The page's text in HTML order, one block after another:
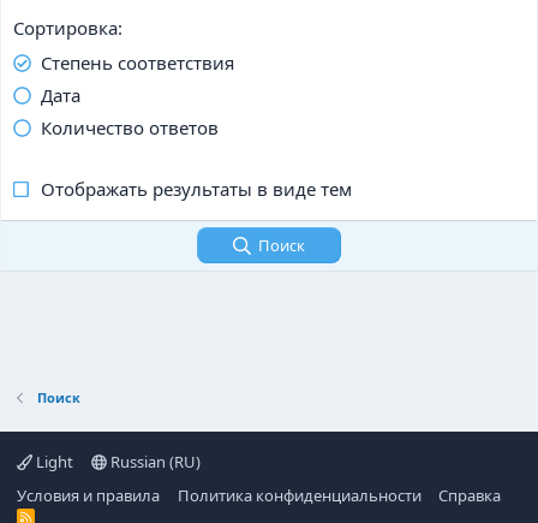
Сортировка
Степень соответствия
Дата
Количество ответов
Отображать результаты в виде тем
Поиск
Поиск
Light
Russian (RU)
Условия и правила
Политика конфиденциальности Справка
R